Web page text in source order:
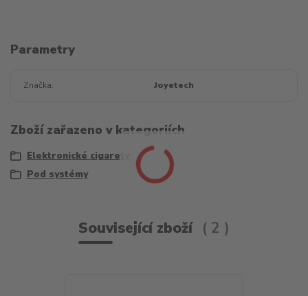
Parametry
Značka Joyetech
Zboží zařazeno v kategoriích
Elektronické cigarety
Pod systémy
Související zboží 2